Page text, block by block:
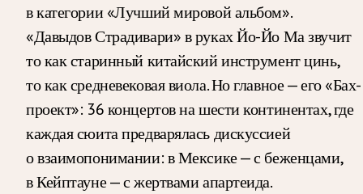
в категории «Лучший мировой альбом».
«Давыдов Страдивари» в руках Йо-Йо Ма звучит
то как старинный китайский инструмент цинь,
то как средневековая виола. Но главное — его «Бах-
проект»: 36 концертов на шести континентах, где
каждая сюита предварялась дискуссией
о взаимопонимании: в Мексике — с беженцами,
в Кейптауне — с жертвами апартеида.